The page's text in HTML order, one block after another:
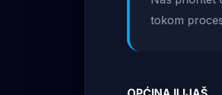
tokom